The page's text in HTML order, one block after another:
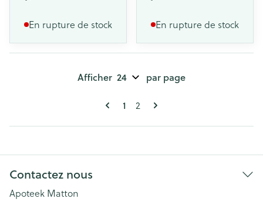
En rupture de stock En rupture de stock
Pages
Vous lisez actuellement la page
1 Page
2
Afficher par page
Contactez nous
Apoteek Matton